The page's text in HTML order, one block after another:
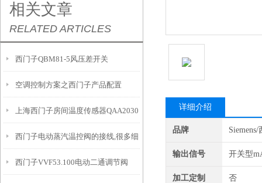
相关文章
RELATED ARTICLES
西门子QBM81-5风压差开关
空调控制方案之西门子产品配置
上海西门子房间温度传感器QAA2030
用途
西门子电动蒸汽温控阀的接线,很多细
节也许你都没有做到
西门子VVF53.100电动二通调节阀
详细介绍
品牌
输出信号 开关型
加工定制 否